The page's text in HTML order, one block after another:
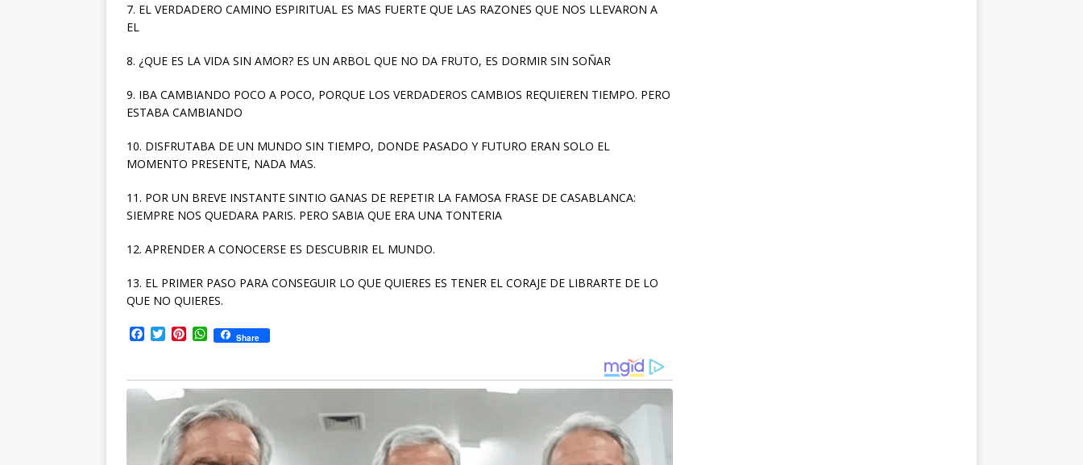
7. EL VERDADERO CAMINO ESPIRITUAL ES MAS FUERTE QUE LAS RAZONES QUE NOS LLEVARON A
EL
8. ¿QUE ES LA VIDA SIN AMOR? ES UN ARBOL QUE NO DA FRUTO, ES DORMIR SIN SOÑAR
9. IBA CAMBIANDO POCO A POCO, PORQUE LOS VERDADEROS CAMBIOS REQUIEREN TIEMPO. PERO
ESTABA CAMBIANDO
10. DISFRUTABA DE UN MUNDO SIN TIEMPO, DONDE PASADO Y FUTURO ERAN SOLO EL
MOMENTO PRESENTE, NADA MAS.
11. POR UN BREVE INSTANTE SINTIO GANAS DE REPETIR LA FAMOSA FRASE DE CASABLANCA:
SIEMPRE NOS QUEDARA PARIS. PERO SABIA QUE ERA UNA TONTERIA
12. APRENDER A CONOCERSE ES DESCUBRIR EL MUNDO.
13. EL PRIMER PASO PARA CONSEGUIR LO QUE QUIERES ES TENER EL CORAJE DE LIBRARTE DE LO
QUE NO QUIERES.
e
b
T
t
r
P
t
e
r
e
s
W
h
t
s
A
p
Share